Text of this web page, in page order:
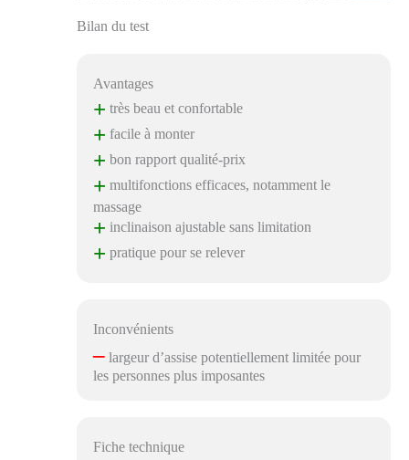
Bilan du test
Avantages
+ très beau et confortable
+ facile à monter
+ bon rapport qualité-prix
+ multifonctions efficaces, notamment le
massage
+ inclinaison ajustable sans limitation
+ pratique pour se relever
Inconvénients
–largeur d’assise potentiellement limitée pour
les personnes plus imposantes
Fiche technique